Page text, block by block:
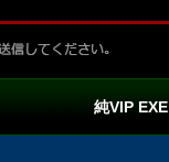
純VIP